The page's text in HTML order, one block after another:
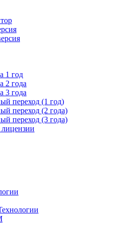
1 год
2 года
3 года
переход (1 год)
переход (2 года)
переход (3 года)